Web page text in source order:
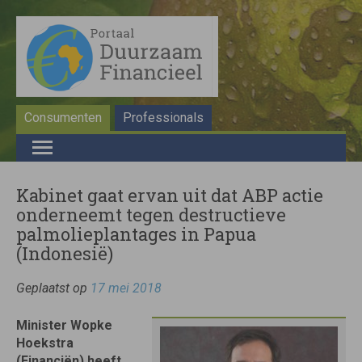
Consumenten Professionals
Kabinet gaat ervan uit dat ABP actie
onderneemt tegen destructieve
palmolieplantages in Papua
(Indonesië)
Geplaatst op 17 mei 2018
Minister Wopke
Hoekstra